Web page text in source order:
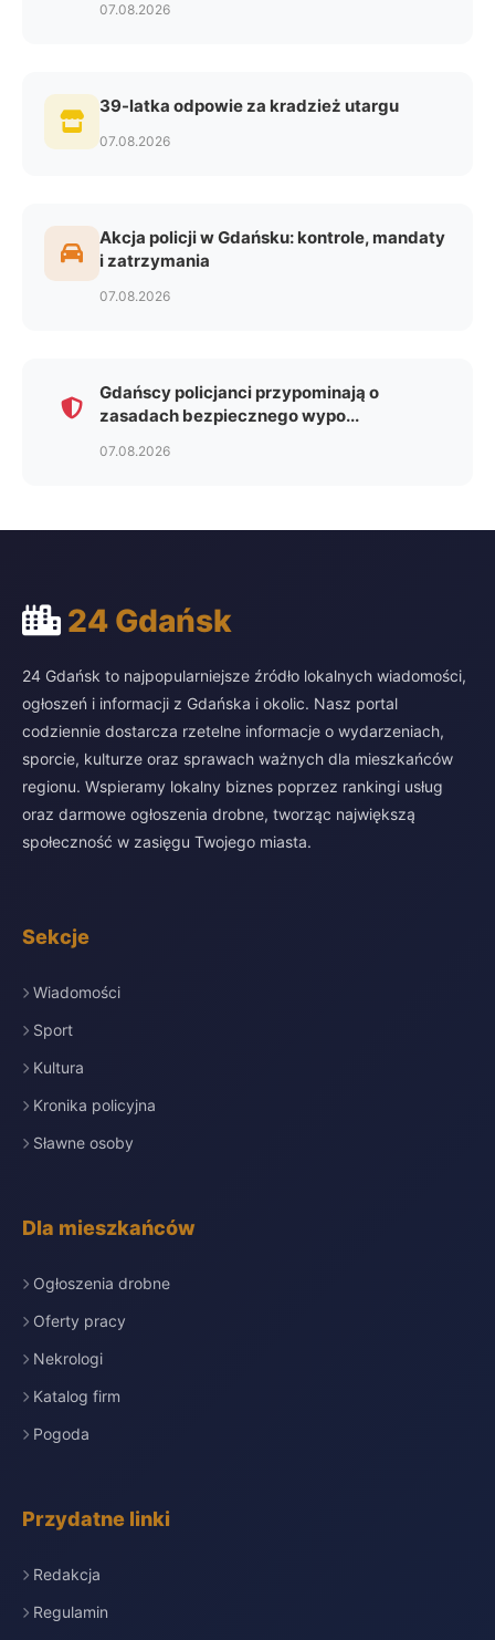
07.08.2026
39-latka odpowie za kradzież utargu
07.08.2026
Akcja policji w Gdańsku: kontrole, mandaty
i zatrzymania
07.08.2026
Gdańscy policjanci przypominają o
zasadach bezpiecznego wypo...
07.08.2026
24 Gdańsk
24 Gdańsk to najpopularniejsze źródło lokalnych wiadomości,
ogłoszeń i informacji z Gdańska i okolic. Nasz portal
codziennie dostarcza rzetelne informacje o wydarzeniach,
sporcie, kulturze oraz sprawach ważnych dla mieszkańców
regionu. Wspieramy lokalny biznes poprzez rankingi usług
oraz darmowe ogłoszenia drobne, tworząc największą
społeczność w zasięgu Twojego miasta.
Sekcje
Wiadomości
Sport
Kultura
Kronika policyjna
Sławne osoby
Dla mieszkańców
Ogłoszenia drobne
Oferty pracy
Nekrologi
Katalog firm
Pogoda
Przydatne linki
Redakcja
Regulamin